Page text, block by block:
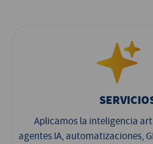
Aplicamos la inteligencia
agentes IA, automatizaciones,